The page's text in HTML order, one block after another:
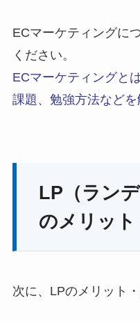
ECマーケティングに
ください。
ECマーケティングと
課題、勉強方法などを
LP（ラン
のメリット
次に、LPのメリット